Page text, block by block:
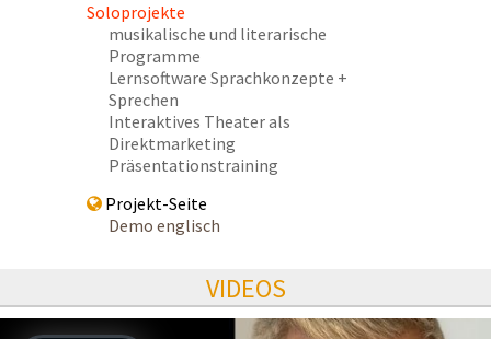
Soloprojekte
musikalische und literarische
Programme
Lernsoftware Sprachkonzepte +
Sprechen
Interaktives Theater als
Direktmarketing
Präsentationstraining
Projekt-Seite
Demo englisch
VIDEOS